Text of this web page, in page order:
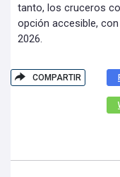
tanto, los cruceros
opción accesible,
2026.
COMPARTIR